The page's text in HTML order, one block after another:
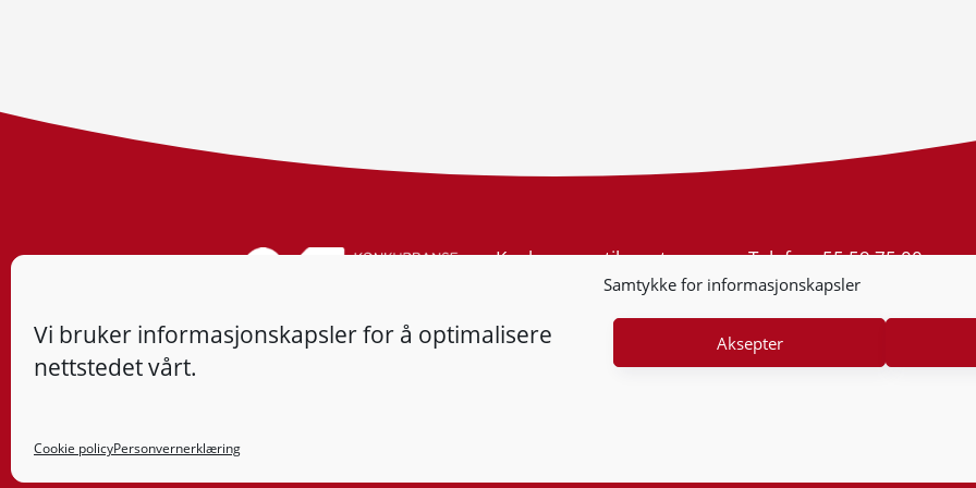
Samtykke for informasjonskapsler
Vi bruker informasjonskapsler for å optimalisere
nettstedet vårt.
Aksepter
Cookie policyPersonvernerklæring
Konkurransetilsynet
Postboks 439 Sentrum
Org.nr: 974 761 246
Telefon:55 59 75 00
E-post:post@kt.no
Nyhetsvarsel >>